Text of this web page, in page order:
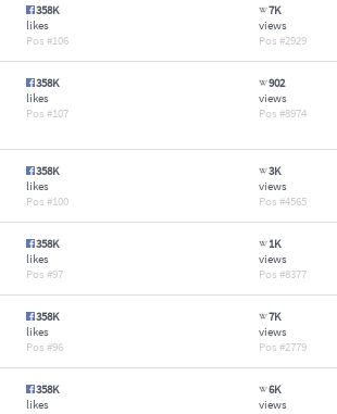
358K
likes
106
7K
views
2929
358K
likes
107
902
views
8974
358K
likes
100
3K
views
4565
358K
likes
97
1K
views
8377
358K
likes
96
7K
views
2779
358K
likes
6K
views